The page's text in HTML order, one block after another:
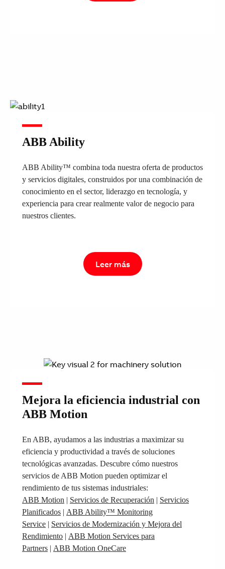
ABB Ability
ABB Ability™ combina toda nuestra oferta de productos
y servicios digitales, construidos por una combinación de
conocimiento en el sector, liderazgo en tecnología, y
experiencia para crear realmente valor de negocio para
nuestros clientes.
Leer más
Mejora la eficiencia industrial con
ABB Motion
En ABB, ayudamos a las industrias a maximizar su
eficiencia y productividad a través de soluciones
tecnológicas avanzadas. Descubre cómo nuestros
servicios de ABB Motion pueden optimizar el
rendimiento de tus sistemas industriales:
ABB Motion | Servicios de Recuperación | Servicios
Planificados | ABB Ability™ Monitoring
Service | Servicios de Modernización y Mejora del
Rendimiento | ABB Motion Services para
Partners | ABB Motion OneCare